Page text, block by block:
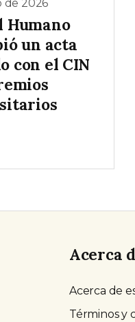
de 2026
Humano
un acta
con el CIN
Acerca
Acerca de
Términos y